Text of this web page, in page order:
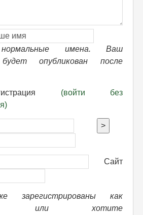
нормальные имена. Ваш
опубликован после
(войти без
>
Сайт
как
или хотите